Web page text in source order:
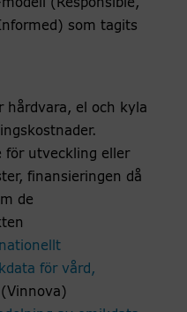
(Responsible,
som tagits
hårdvara, el och kyla
för utveckling eller
finansieringen då
de
för vård,
(Vinnova)